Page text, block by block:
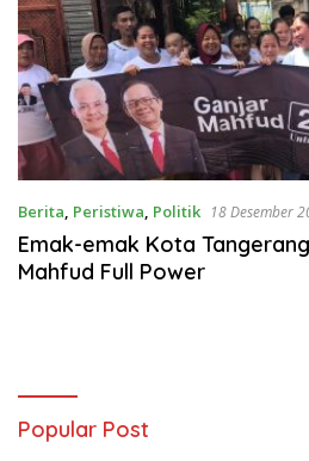
Berita, Peristiwa, Politik 18 Desember
Emak-emak Kota
Mahfud Full Power
Popular Post